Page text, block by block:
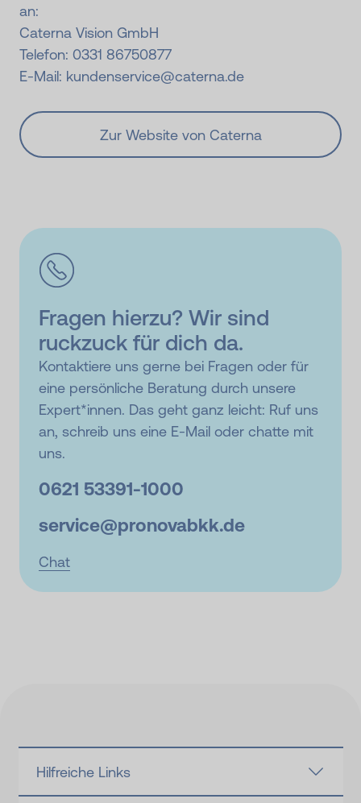
an:
Caterna Vision GmbH
Telefon: 0331 86750877
E-Mail: kundenservice@caterna.de
Zur Website von Caterna
Fragen hierzu? Wir sind
ruckzuck für dich da.
Kontaktiere uns gerne bei Fragen oder für
eine persönliche Beratung durch unsere
Expert*innen. Das geht ganz leicht: Ruf uns
an, schreib uns eine E-Mail oder chatte mit
uns.
0621 53391-1000
service@pronovabkk.de
Chat
Hilfreiche Links